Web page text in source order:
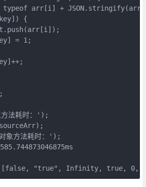
arr[i] +
{
= 1;
法耗时：');
象方法耗时：');
[false, "true", Infinity, true,